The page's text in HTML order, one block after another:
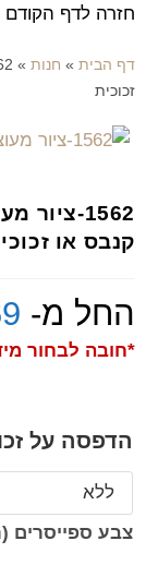
חזרה לדף הקודם
דף הבית » חנות »
זכוכית
1562-
קנבס או
החל מ-
*חובה לבחור
הדפסה על
צבע ספייסרים